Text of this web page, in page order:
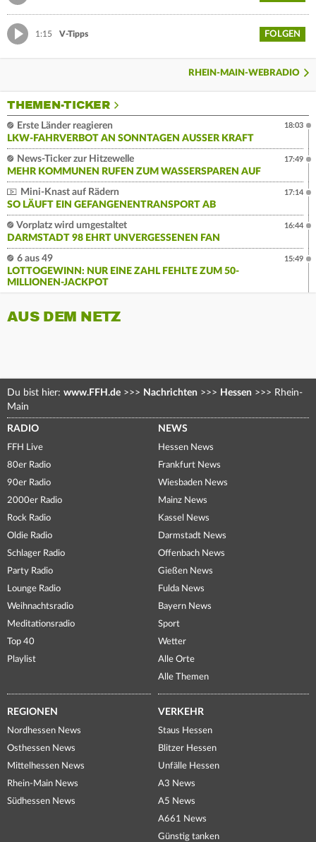
1:15 V-Tipps FOLGEN
RHEIN-MAIN-WEBRADIO
THEMEN-TICKER
Erste Länder reagieren
LKW-FAHRVERBOT AN SONNTAGEN AUSSER KRAFT
18:03
News-Ticker zur Hitzewelle
MEHR KOMMUNEN RUFEN ZUM WASSERSPAREN AUF
17:49
Mini-Knast auf Rädern
SO LÄUFT EIN GEFANGENENTRANSPORT AB
17:14
Vorplatz wird umgestaltet
DARMSTADT 98 EHRT UNVERGESSENEN FAN
16:44
6 aus 49
LOTTOGEWINN: NUR EINE ZAHL FEHLTE ZUM 50-
MILLIONEN-JACKPOT
15:49
AUS DEM NETZ
Du bist hier: www.FFH.de >>> Nachrichten >>> Hessen >>> Rhein-
Main
RADIO
FFH Live
80er Radio
90er Radio
2000er Radio
Rock Radio
Oldie Radio
Schlager Radio
Party Radio
Lounge Radio
Weihnachtsradio
Meditationsradio
Top 40
Playlist
NEWS
Hessen News
Frankfurt News
Wiesbaden News
Mainz News
Kassel News
Darmstadt News
Offenbach News
Gießen News
Fulda News
Bayern News
Sport
Wetter
Alle Orte
Alle Themen
REGIONEN
Nordhessen News
Osthessen News
Mittelhessen News
Rhein-Main News
Südhessen News
VERKEHR
Staus Hessen
Blitzer Hessen
Unfälle Hessen
A3 News
A5 News
A661 News
Günstig tanken